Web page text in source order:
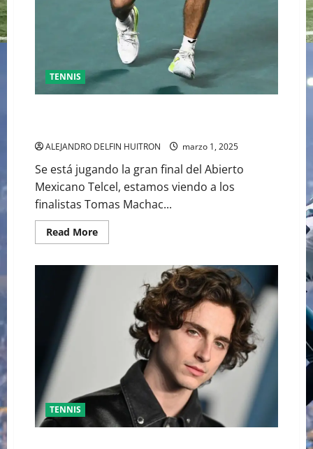
TENNIS
ALEJANDRO DELFIN HUITRON marzo 1, 2025
Se está jugando la gran final del Abierto
Mexicano Telcel, estamos viendo a los
finalistas Tomas Machac...
Read MoreRead
more
MEXICANO
ALEJANDRO
DAVIDOVICH
MACHAC
TENNIS